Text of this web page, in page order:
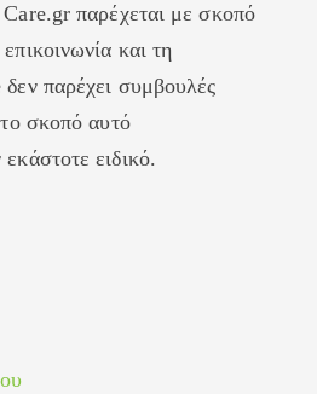
παρέχεται με σκοπό
και τη
παρέχει συμβουλές
σκοπό αυτό
ειδικό.